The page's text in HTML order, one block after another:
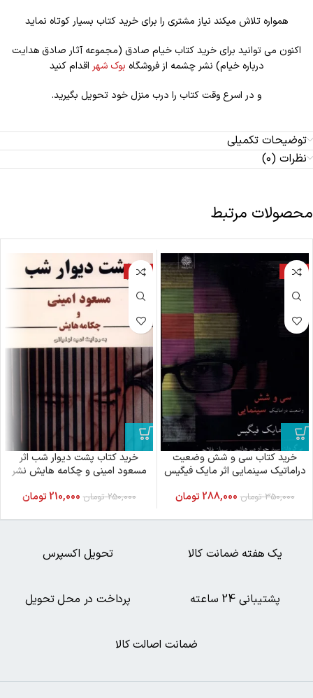
همواره تلاش میکند نیاز مشتری را برای خرید کتاب بسیار کوتاه نماید
اکنون می توانید برای خرید کتاب خیام صادق (مجموعه آثار صادق هدایت
درباره خیام) نشر چشمه از فروشگاه بوک شهر اقدام کنید
و در اسرع وقت کتاب را درب منزل خود تحویل بگیرید.
توضیحات تکمیلی
نظرات (0)
محصولات مرتبط
-18%
خرید کتاب سی و شش وضعیت
دراماتیک سینمایی اثر مایک فیگیس
350,000 تومان 288,000 تومان
-16%
خرید کتاب پشت دیوار شب اثر
مسعود امینی و چکامه هایش نشر
250,000 تومان 210,000 تومان
ضمانت اصالت کالا
پرداخت در محل تحویل پشتیبانی 24 ساعته
تحویل اکسپرس یک هفته ضمانت کالا